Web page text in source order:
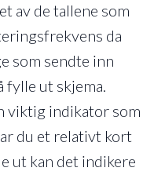
av de tallene som
da
som sendte inn
fylle ut skjema.
viktig indikator som
du et relativt kort
ut kan det indikere